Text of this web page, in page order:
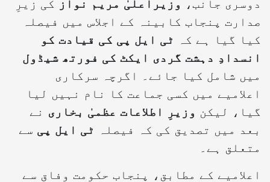
دوسری جانب، وزیراعلیٰ مریم نواز
کی زیرِ
صدارت پنجاب کابینہ کے اجلاس میں فیصلہ
کیا گیا ہے کہ
ٹی ایل پی کی قیادت کو
انسدادِ دہشت گردی ایکٹ کی فورتھ شیڈول
میں شامل کیا جائے۔ اگرچہ سرکاری
اعلامیے میں کسی جماعت کا نام نہیں لیا
گیا، لیکن وزیرِ اطلاعات عظمیٰ بخاری نے
بعد میں تصدیق کی کہ فیصلہ
ٹی ایل پی سے
متعلق ہے۔
اعلامیے کے مطابق، پنجاب حکومت وفاق سے